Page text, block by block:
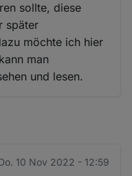
sollte, diese
später
möchte ich hier
man
und lesen.
10 Nov 2022 - 12:59